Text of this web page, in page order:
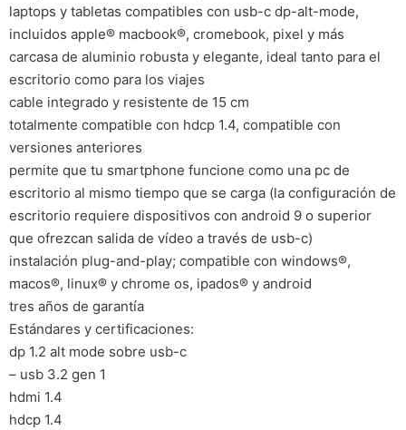
laptops y tabletas compatibles con usb-c dp-alt-mode,
incluidos apple® macbook®, cromebook, pixel y más
carcasa de aluminio robusta y elegante, ideal tanto para el
escritorio como para los viajes
cable integrado y resistente de 15 cm
totalmente compatible con hdcp 1.4, compatible con
versiones anteriores
permite que tu smartphone funcione como una pc de
escritorio al mismo tiempo que se carga (la configuración de
escritorio requiere dispositivos con android 9 o superior
que ofrezcan salida de vídeo a través de usb-c)
instalación plug-and-play; compatible con windows®,
macos®, linux® y chrome os, ipados® y android
tres años de garantía
Estándares y certificaciones:
dp 1.2 alt mode sobre usb-c
– usb 3.2 gen 1
hdmi 1.4
hdcp 1.4